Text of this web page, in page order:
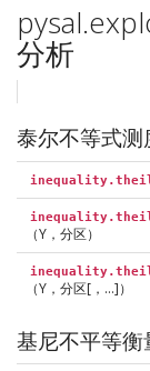
分析
泰尔不等式测
（Y，分区）
（Y，分区[，…]）
基尼不平等衡